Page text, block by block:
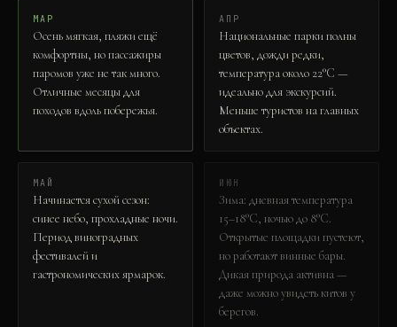
МАР
Осень мягкая, пляжи ещё
комфортны, но пассажиры
паромов уже не так много.
Отличные месяцы для
походов вдоль побережья.
АПР
Национальные парки полны
цветов, дожди редки,
температура около 22°C —
идеально для экскурсий.
Меньше туристов на главных
объектах.
МАЙ
Начинается сухой сезон:
синее небо, прохладные ночи.
Период виноградных
фестивалей и
гастрономических ярмарок.
ИЮН
Зима: дневная температура
15–18°C, ночью до 8°C.
Открытые площадки пустеют,
но работают винные бары.
Дикая природа активна —
даже можно увидеть китов у
берегов.